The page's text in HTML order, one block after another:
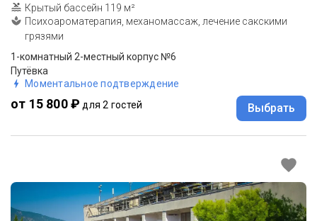
Крытый бассейн 119 м²
Психоароматерапия, механомассаж, лечение сакскими
грязями
1-комнатный 2-местный корпус №6
Путёвка
Моментальное подтверждение
от 15 800 ₽ для 2 гостей Выбрать